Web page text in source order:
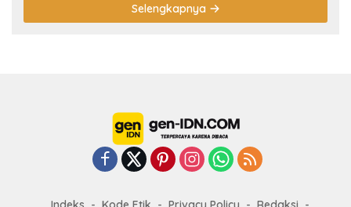
Selengkapnya